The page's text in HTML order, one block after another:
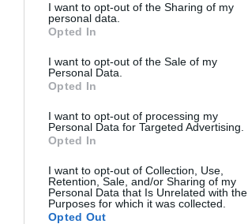
I want to opt-out of the Sharing of my
personal data.
Opted In
I want to opt-out of the Sale of my
Personal Data.
Opted In
I want to opt-out of processing my
Personal Data for Targeted Advertising.
Opted In
I want to opt-out of Collection, Use,
Retention, Sale, and/or Sharing of my
Personal Data that Is Unrelated with the
Purposes for which it was collected.
Opted Out